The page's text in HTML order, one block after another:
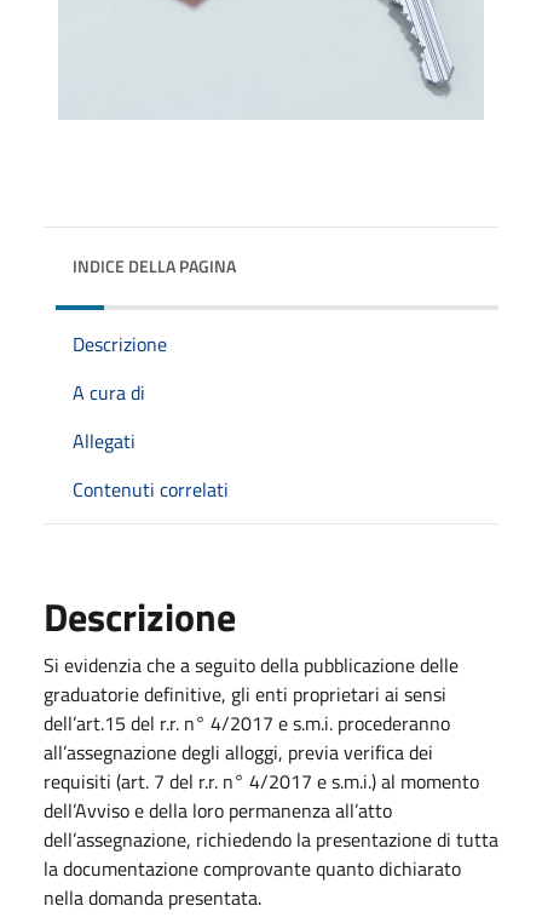
INDICE DELLA PAGINA
Descrizione
A cura di
Allegati
Contenuti correlati
Descrizione
Si evidenzia che a seguito della pubblicazione delle
graduatorie definitive, gli enti proprietari ai sensi
dell’art.15 del r.r. n° 4/2017 e s.m.i. procederanno
all’assegnazione degli alloggi, previa verifica dei
requisiti (art. 7 del r.r. n° 4/2017 e s.m.i.) al momento
dell’Avviso e della loro permanenza all’atto
dell’assegnazione, richiedendo la presentazione di tutta
la documentazione comprovante quanto dichiarato
nella domanda presentata.